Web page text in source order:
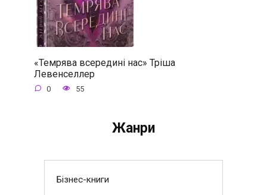
«Темрява всередині нас» Тріша
Левенселлер
0 55
Жанри
Бізнес-книги